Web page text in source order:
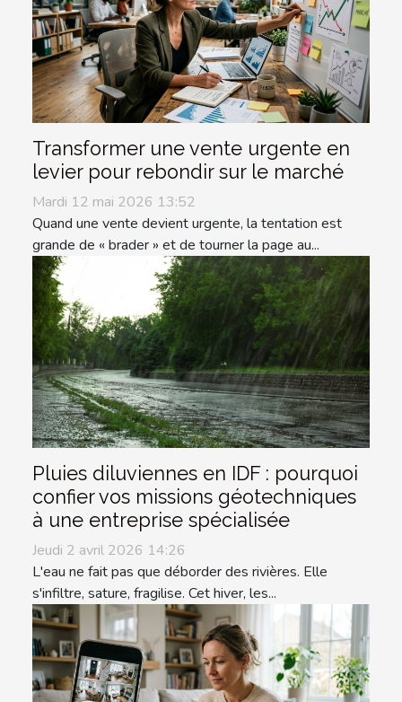
Transformer une vente urgente en
levier pour rebondir sur le marché
Mardi 12 mai 2026 13:52
Quand une vente devient urgente, la tentation est
grande de « brader » et de tourner la page au...
Pluies diluviennes en IDF : pourquoi
confier vos missions géotechniques
à une entreprise spécialisée
Jeudi 2 avril 2026 14:26
L'eau ne fait pas que déborder des rivières. Elle
s'infiltre, sature, fragilise. Cet hiver, les...